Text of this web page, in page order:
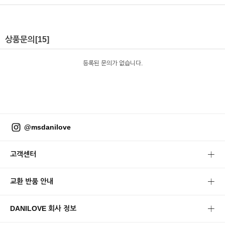
상품문의 [15]
등록된 문의가 없습니다.
@msdanilove
고객센터
교환 반품 안내
DANILOVE 회사 정보